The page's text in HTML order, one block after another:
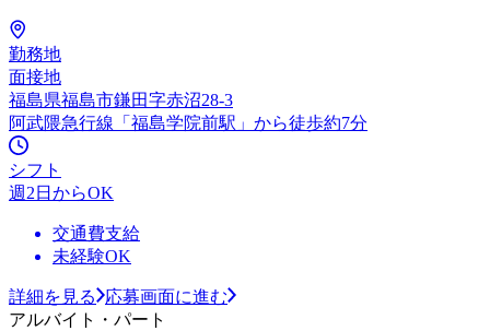
勤務地
面接地
福島県福島市鎌田字赤沼28-3
阿武隈急行線「福島学院前駅」から徒歩約7分
シフト
週2日からOK
交通費支給
未経験OK
詳細を見る
応募画面に進む
アルバイト・パート